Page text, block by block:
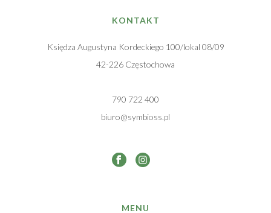
KONTAKT
Księdza Augustyna Kordeckiego 100/lokal 08/09
42-226 Częstochowa
790 722 400
biuro@symbioss.pl
MENU